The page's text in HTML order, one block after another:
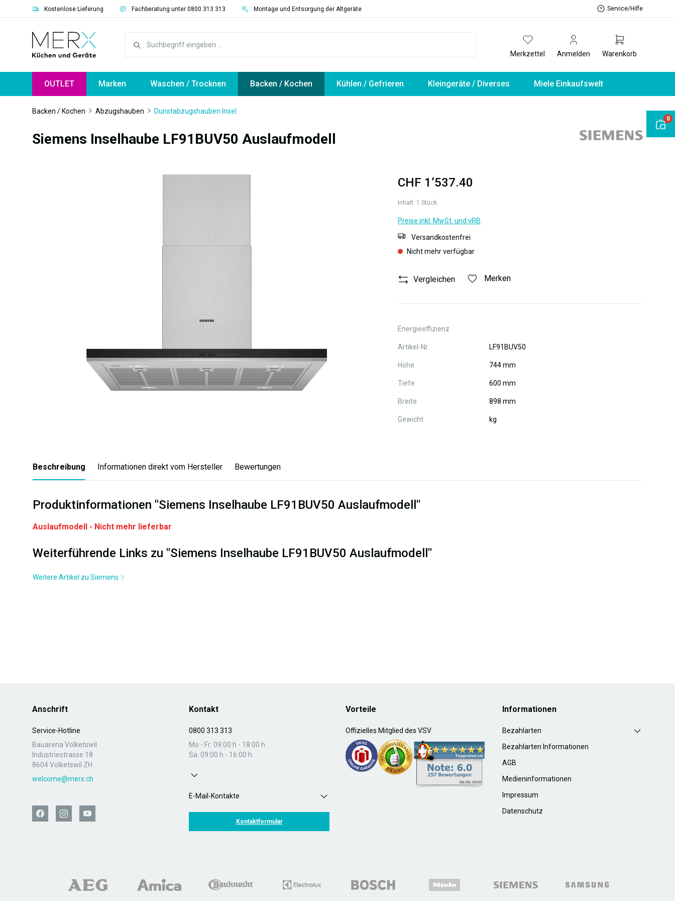
Zur Hauptnavigation springen
Kostenlose Lieferung Fachberatung unter 0800 313 313 Montage und Entsorgung der Altgeräte Service/Hilfe
Merkzettel Anmelden Warenkorb
OUTLET Marken Waschen / Trocknen Backen / Kochen Kühlen / Gefrieren Kleingeräte / Diverses Miele Einkaufswelt
Backen / Kochen Abzugshauben Dunstabzugshauben Insel
Siemens Inselhaube LF91BUV50 Auslaufmodell
CHF 1’537.40
Inhalt: 1 Stück
Preise inkl. MwSt. und vRB
Versandkostenfrei
Nicht mehr verfügbar
Vergleichen Merken
Energieeffizienz
Artikel-Nr. LF91BUV50
Höhe 744 mm
Tiefe 600 mm
Breite 898 mm
Gewicht kg
Beschreibung Informationen direkt vom Hersteller Bewertungen
Produktinformationen "Siemens Inselhaube LF91BUV50 Auslaufmodell"
Auslaufmodell - Nicht mehr lieferbar
Weiterführende Links zu "Siemens Inselhaube LF91BUV50 Auslaufmodell"
Weitere Artikel zu Siemens
Anschrift
Service-Hotline
Bauarena Volketswil
Industriestrasse 18
8604 Volketswil ZH
welcome@merx.ch
Kontakt
0800 313 313
Mo - Fr: 09:00 h - 18:00 h
Sa: 09:00 h - 16:00 h
E-Mail-Kontakte
Kontaktformular
Vorteile
Offizielles Mitglied des VSV
Informationen
Bezahlarten
Bezahlarten Informationen
AGB
Medieninformationen
Impressum
Datenschutz
0